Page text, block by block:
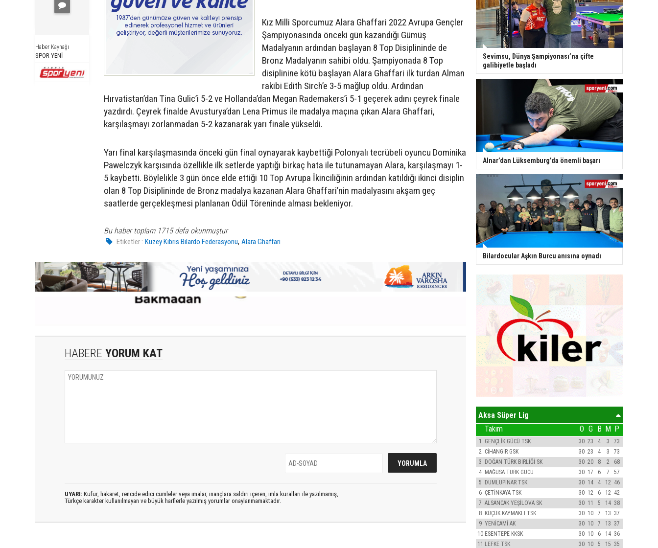
Haber Kaynağı
SPOR YENİ
Kız Milli Sporcumuz Alara Ghaffari 2022 Avrupa Gençler
Şampiyonasında önceki gün kazandığı Gümüş
Madalyanın ardından başlayan 8 Top Disiplininde de
Bronz Madalyanın sahibi oldu. Şampiyonada 8 Top
disiplinine kötü başlayan Alara Ghaffari ilk turdan Alman
rakibi Edith Sirch’e 3-5 mağlup oldu. Ardından
Hırvatistan’dan Tina Gulic’i 5-2 ve Hollanda’dan Megan Rademakers’i 5-1 geçerek adını çeyrek finale
yazdırdı. Çeyrek finalde Avusturya’dan Lena Primus ile madalya maçına çıkan Alara Ghaffari,
karşılaşmayı zorlanmadan 5-2 kazanarak yarı finale yükseldi.
Yarı final karşılaşmasında önceki gün final oynayarak kaybettiği Polonyalı tecrübeli oyuncu Dominika
Pawelczyk karşısında özellikle ilk setlerde yaptığı birkaç hata ile tutunamayan Alara, karşılaşmayı 1-
5 kaybetti. Böylelikle 3 gün önce elde ettiği 10 Top Avrupa İkinciliğinin ardından katıldığı ikinci disiplin
olan 8 Top Disiplininde de Bronz madalya kazanan Alara Ghaffari’nin madalyasını akşam geç
saatlerde gerçekleşmesi planlanan Ödül Töreninde alması bekleniyor.
Bu haber toplam 1715 defa okunmuştur
Etiketler : Kuzey Kıbrıs Bilardo Federasyonu,Alara Ghaffari
HABERE YORUM KAT
UYARI: Küfür, hakaret, rencide edici cümleler veya imalar, inançlara saldırı içeren, imla kuralları ile yazılmamış,
Türkçe karakter kullanılmayan ve büyük harflerle yazılmış yorumlar onaylanmamaktadır.
Sevimsu, Dünya Şampiyonası’na çifte
galibiyetle başladı
Alnar’dan Lüksemburg’da önemli başarı
Bilardocular Aşkın Burcu anısına oynadı
Aksa Süper Lig
Takım O G B M P
1 GENÇLİK GÜCÜ TSK 30 23 4 3
73
2 CİHANGİR GSK 30 23 4 3
73
3 DOĞAN TÜRK BİRLİĞİ SK 30 20 8 2
68
4 MAĞUSA TÜRK GÜCÜ 30 17 6 7
57
5 DUMLUPINAR TSK 30 14 4 12 46
6 ÇETİNKAYA TSK 30 12 6 12 42
7 ALSANCAK YEŞİLOVA SK 30 11 5 14 38
8 KÜÇÜK KAYMAKLI TSK 30 10 7 13 37
9 YENİCAMİ AK 30 10 7 13 37
10 ESENTEPE KKSK 30 10 6 14 36
11 LEFKE TSK 30 10 5 15 35